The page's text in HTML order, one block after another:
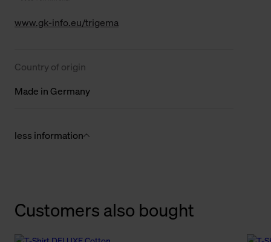
www.gk-info.eu/trigema
Country of origin
Made in Germany
less information
Customers also bought